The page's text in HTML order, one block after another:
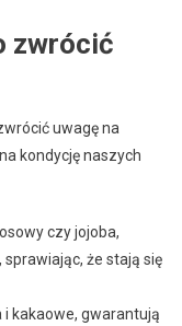
zwrócić
uwagę na
kondycję naszych
czy jojoba,
że stają się
i kakaowe, gwarantują